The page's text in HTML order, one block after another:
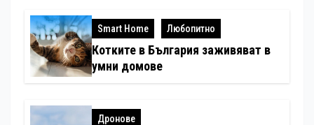
Smart Home Любопитно
Котките в България заживяват в
умни домове
Дронове